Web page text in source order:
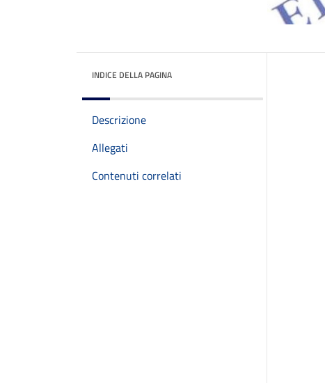
INDICE DELLA PAGINA
Descrizione
Allegati
Contenuti correlati